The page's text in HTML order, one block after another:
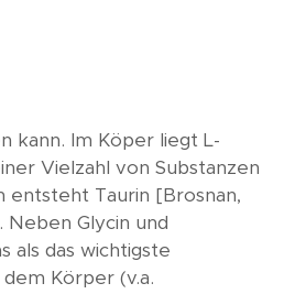
kann. Im Köper liegt L-
Vielzahl von Substanzen
entsteht Taurin [Brosnan,
Glycin und
als das wichtigste
Körper (v.a.